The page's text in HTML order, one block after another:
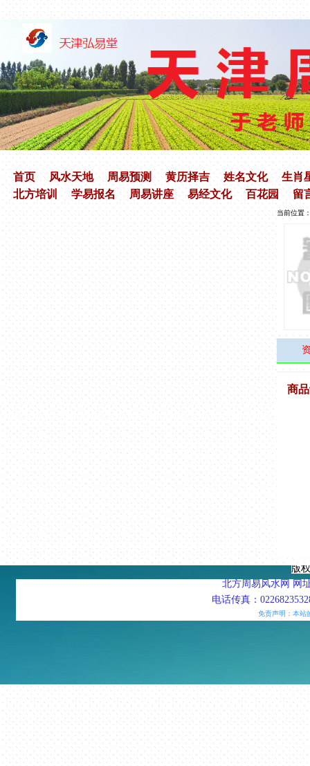
首页 风水天地 周易预测 黄历择吉 姓名文化
生肖
北方培训
学易报名 周易讲座 易经文化 百花园 留
当前位置
商
版
北方周易风水网 网
电话传真：
免责声明：本站